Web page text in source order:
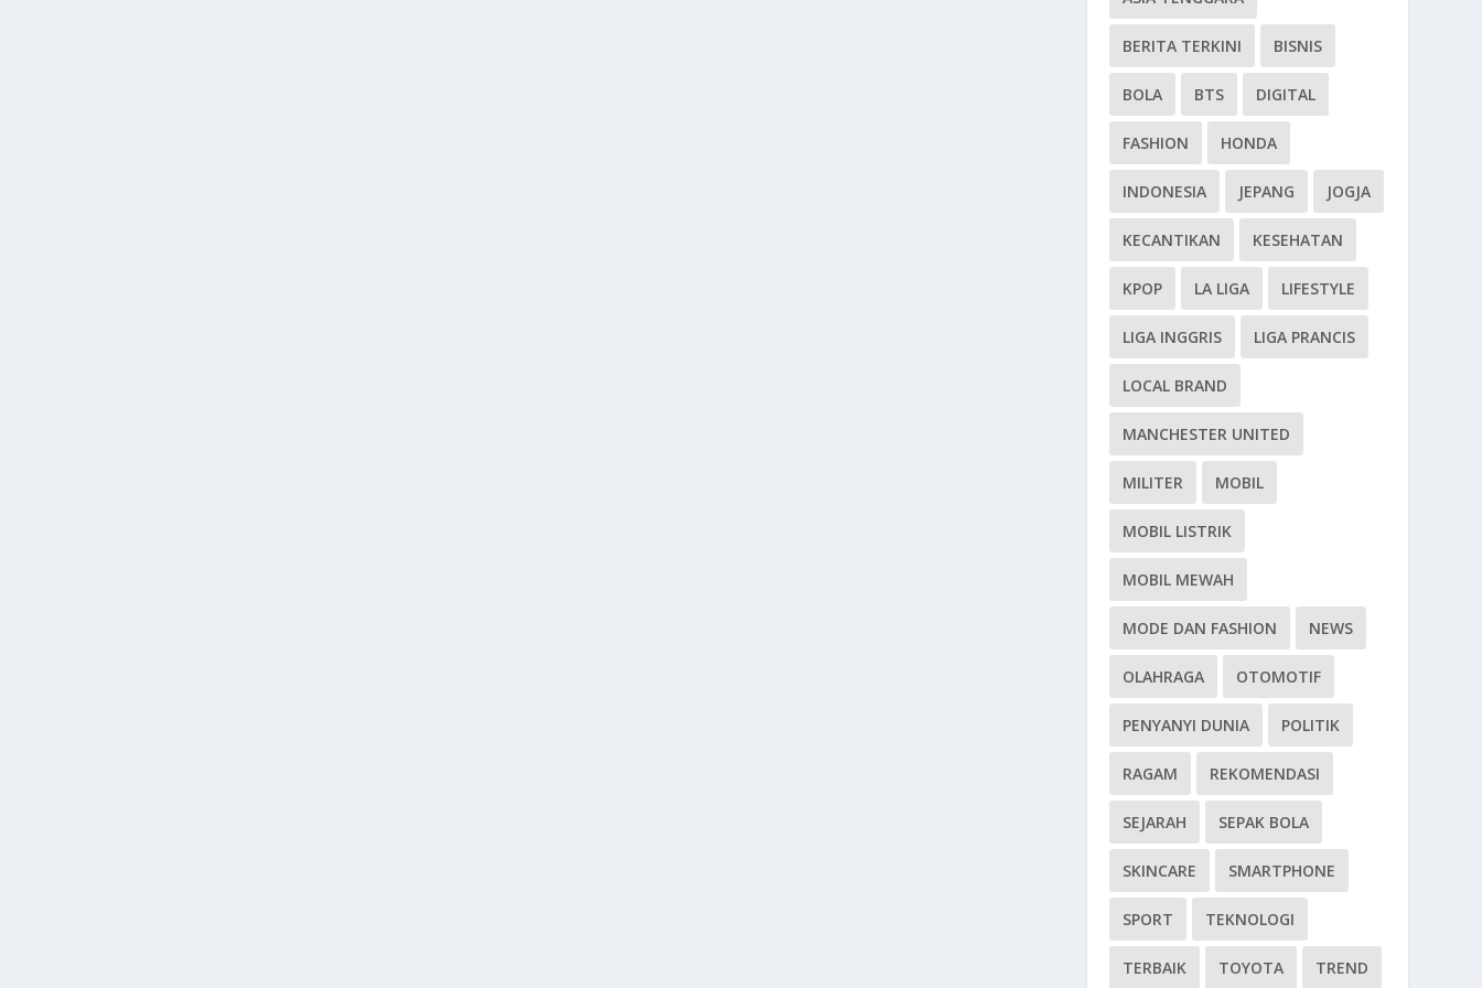
BERITA TERKINI BISNIS
BOLA BTS DIGITAL
FASHION HONDA
INDONESIA JEPANG JOGJA
KECANTIKAN KESEHATAN
KPOP LA LIGA LIFESTYLE
LIGA INGGRIS LIGA PRANCIS
LOCAL BRAND
MANCHESTER UNITED
MILITER MOBIL
MOBIL LISTRIK
MOBIL MEWAH
MODE DAN FASHION NEWS
OLAHRAGA OTOMOTIF
PENYANYI DUNIA POLITIK
RAGAM REKOMENDASI
SEJARAH SEPAK BOLA
SKINCARE SMARTPHONE
SPORT TEKNOLOGI
TERBAIK TOYOTA TREND